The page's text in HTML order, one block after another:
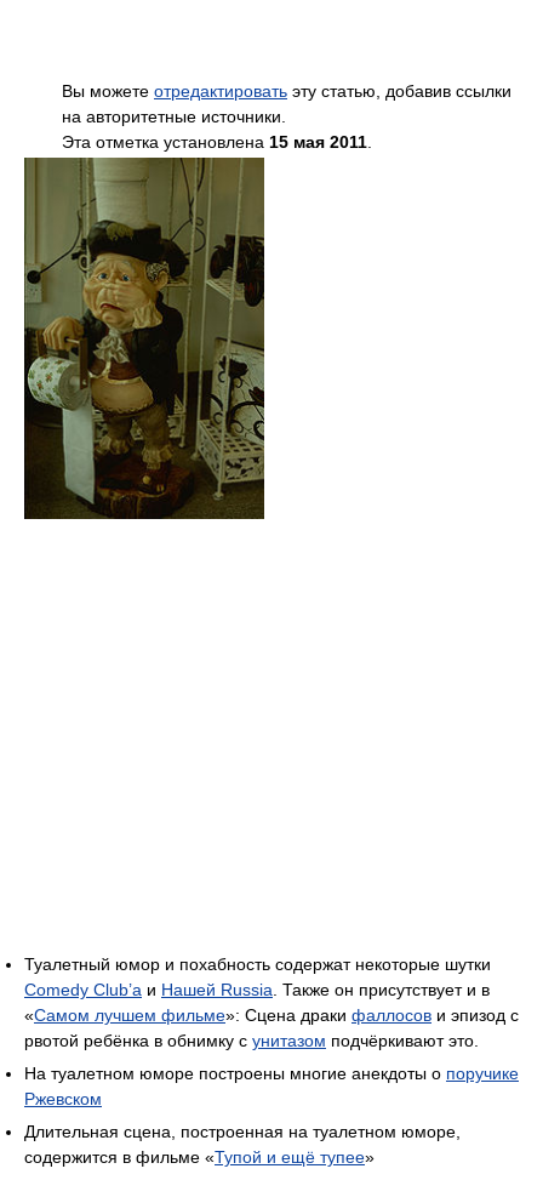
Вы можете отредактировать эту статью, добавив ссылки
на авторитетные источники.
Эта отметка установлена 15 мая 2011
Туалетный юмор и похабность содержат некоторые шутки
Comedy Club’а и Нашей Russia . Также он присутствует и в
«Самом лучшем фильме»: Сцена драки фаллосов и эпизод с
рвотой ребёнка в обнимку с унитазом подчёркивают это.
На туалетном юморе построены многие анекдоты о поручике
Ржевском
Длительная сцена, построенная на туалетном юморе,
содержится в фильме «Тупой и ещё тупее»